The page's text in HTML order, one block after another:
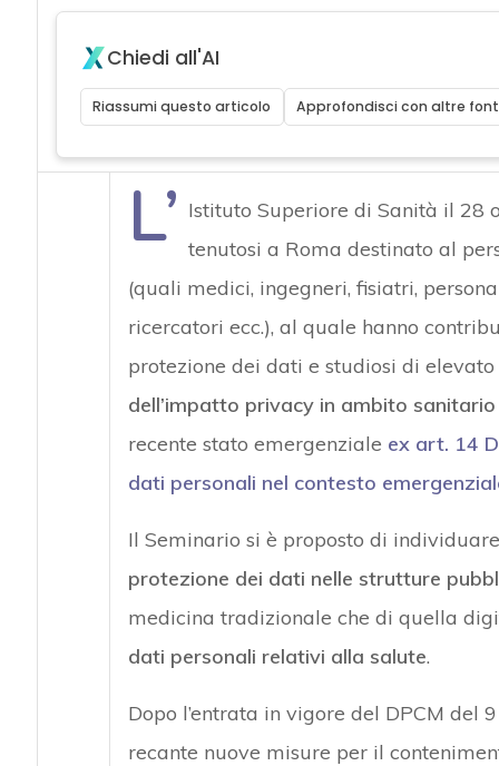
Chiedi all'AI
Riassumi questo articolo Approfondisci con altre
L’ Istituto Superiore di Sanità il 28
tenutosi a Roma destinato al
(quali medici, ingegneri, fisiatri,
ricercatori ecc.), al quale hanno
protezione dei dati e studiosi di
dell’impatto privacy in ambito sanitario
recente stato emergenziale ex art. 14
dati personali nel contesto
Il Seminario si è proposto di
protezione dei dati nelle strutture
medicina tradizionale che di quella
dati personali relativi alla salute.
Dopo l’entrata in vigore del DPCM del
recante nuove misure per il